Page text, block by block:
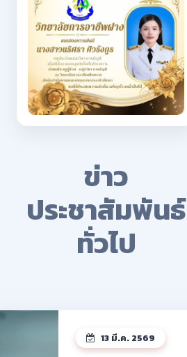
ข่าว
ประชาสัมพันธ์
ทั่วไป
13 มี.ค. 2569